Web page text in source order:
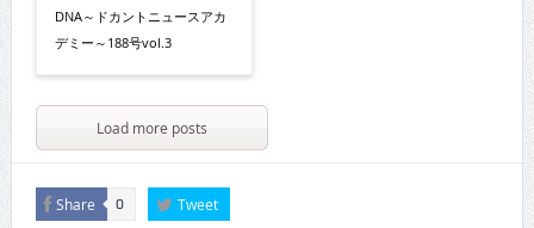
DNA～ドカントニュースアカ
デミー～188号vol.3
Load more posts
Share 0 Tweet